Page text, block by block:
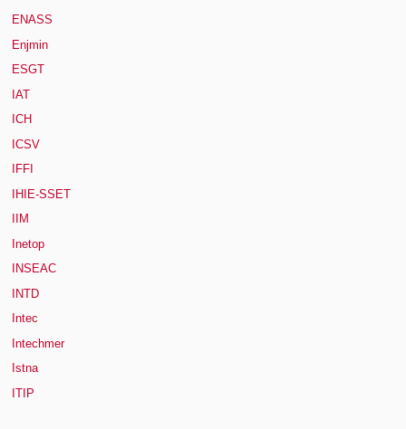
ENASS
Enjmin
ESGT
IAT
ICH
ICSV
IFFI
IHIE-SSET
IIM
Inetop
INSEAC
INTD
Intec
Intechmer
Istna
ITIP